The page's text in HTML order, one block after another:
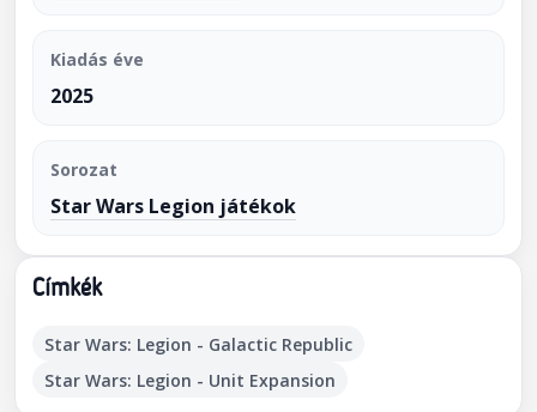
Kiadás éve
2025
Sorozat
Star Wars Legion játékok
Címkék
Star Wars: Legion - Galactic Republic
Star Wars: Legion - Unit Expansion